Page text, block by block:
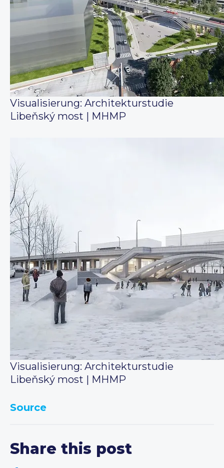
Visualisierung: Architekturstudie
Libeňský most | MHMP
Visualisierung: Architekturstudie
Libeňský most | MHMP
Source
Share this post